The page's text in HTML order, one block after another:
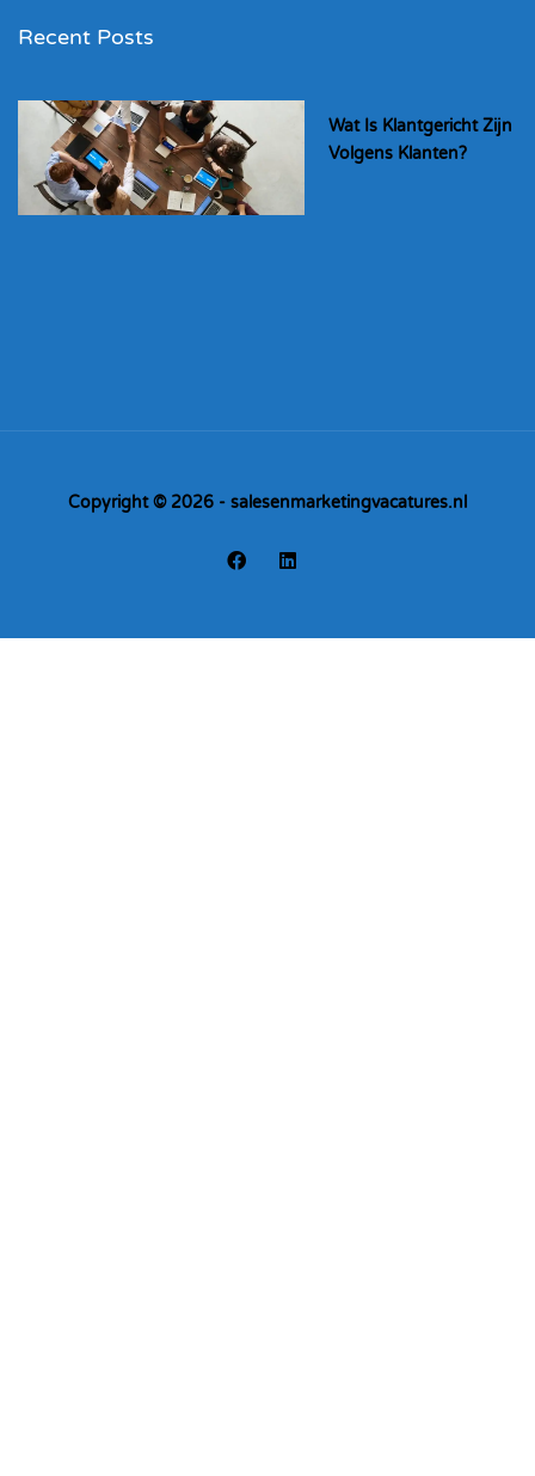
Recent Posts
Wat Is Klantgericht Zijn
Volgens Klanten?
Copyright © 2026 - salesenmarketingvacatures.nl